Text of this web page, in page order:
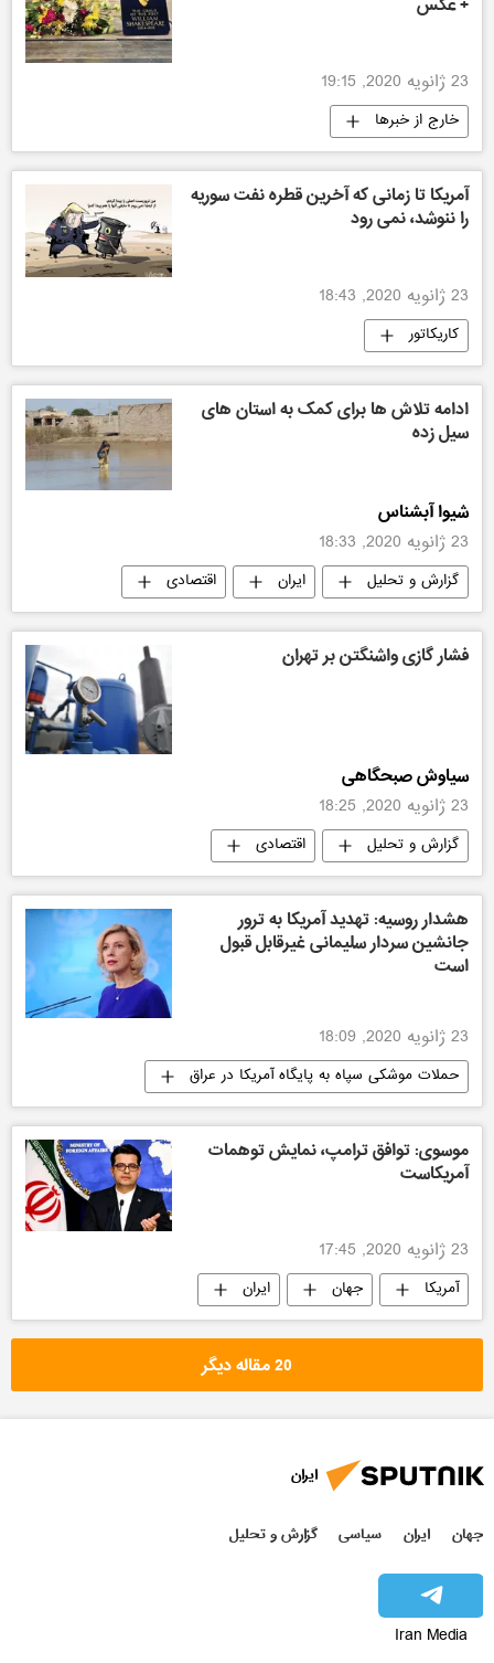
23 ژانویه 2020, 19:15
خارج از خبرها
آمریکا تا زمانی که آخرین قطره نفت سوریه
را ننوشد، نمی رود
23 ژانویه 2020, 18:43
کاریکاتور
ادامه تلاش ها برای کمک به استان های
سیل زده
شیوا آبشناس
23 ژانویه 2020, 18:33
گزارش و تحلیل ایران اقتصادی
فشار گازی واشنگتن بر تهران
سیاوش صبحگاهی
23 ژانویه 2020, 18:25
گزارش و تحلیل اقتصادی
هشدار روسیه: تهدید آمریکا به ترور
جانشین سردار سلیمانی غیرقابل قبول
است
23 ژانویه 2020, 18:09
حملات موشکی سپاه به پایگاه آمریکا در عراق
سیاسی
ایران
روسیه
جهان
موسوی: توافق ترامپ، نمایش توهمات
آمریکاست
23 ژانویه 2020, 17:45
آمریکا جهان
ایران
سیاسی
20 مقاله دیگر
ایران
جهان ایران سیاسی گزارش و تحلیل
Iran Media